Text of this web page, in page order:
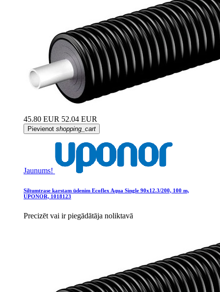
45.80 EUR 52.04 EUR
Pievienot shopping_cart
Jaunums!
Siltumtrase karstam ūdenim Ecoflex Aqua Single 90x12.3/200, 100 m,
UPONOR, 1018123
Precizēt vai ir piegādātāja noliktavā